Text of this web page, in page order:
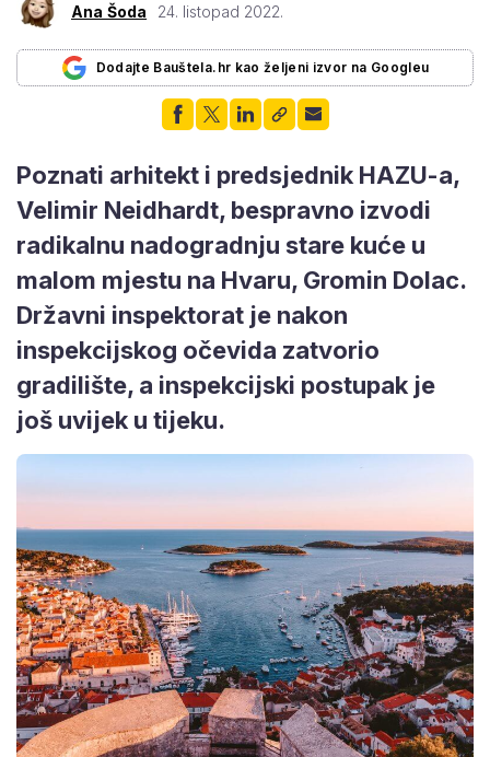
Ana Šoda 24. listopad 2022.
Dodajte Bauštela.hr kao željeni izvor na Googleu
Poznati arhitekt i predsjednik HAZU-a,
Velimir Neidhardt, bespravno izvodi
radikalnu nadogradnju stare kuće u
malom mjestu na Hvaru, Gromin Dolac.
Državni inspektorat je nakon
inspekcijskog očevida zatvorio
gradilište, a inspekcijski postupak je
još uvijek u tijeku.